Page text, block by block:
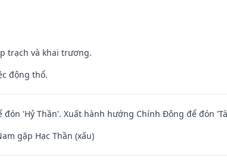
trạch và khai trương.
động thổ.
'Hỷ Thần'. Xuất hành hướng Chính Đông để đón
gặp Hạc Thần (xấu)